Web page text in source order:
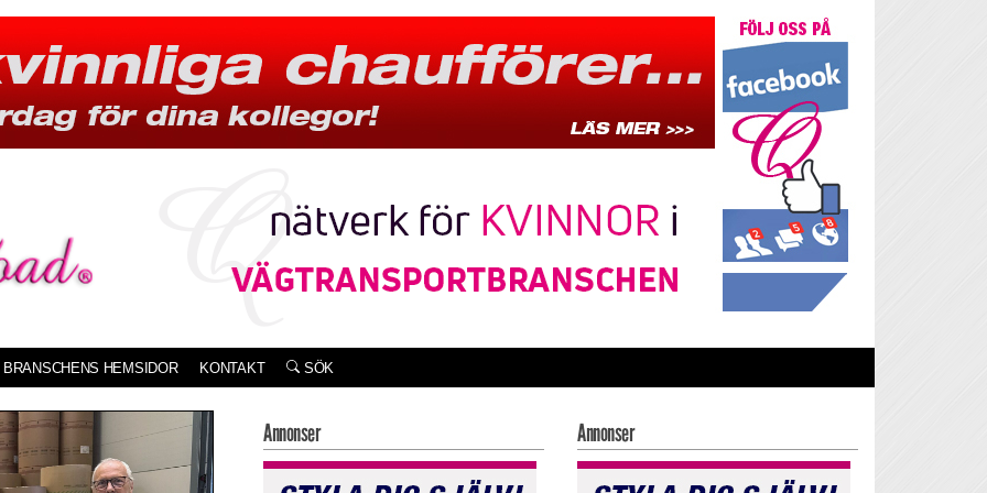
BRANSCHENS HEMSIDOR KONTAKT SÖK
Annonser Annonser